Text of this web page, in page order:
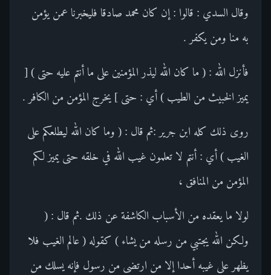
وقال السدي : قالوا : إن كان محمد صادقا فليخبرنا عمن يؤمن
به منا ومن يكفر .
فأنزل الله : ( ما كان الله ليذر المؤمنين على ما أنتم عليه حتى ) [
يميز الخبيث من الطيب ) أي : حتى ] يخرج المؤمن من الكافر .
روى ذلك كله ابن جرير :ثم قال : ( وما كان الله ليطلعكم على
الغيب ) أي : أنتم لا تعلمون غيب الله في خلقه حتى يميز لكم
المؤمن من المنافق ،
لولا ما يعقده من الأسباب الكاشفة عن ذلك .ثم قال : (
ولكن الله يجتبي من رسله من يشاء ) كقوله ( عالم الغيب فلا
يظهر على غيبه أحدا إلا من ارتضى من رسول فإنه يسلك من